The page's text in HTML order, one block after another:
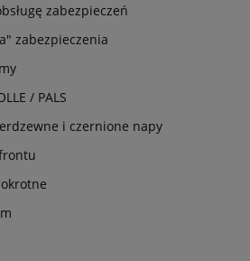
zabezpieczeń
zabezpieczenia
/ PALS
i czernione napy